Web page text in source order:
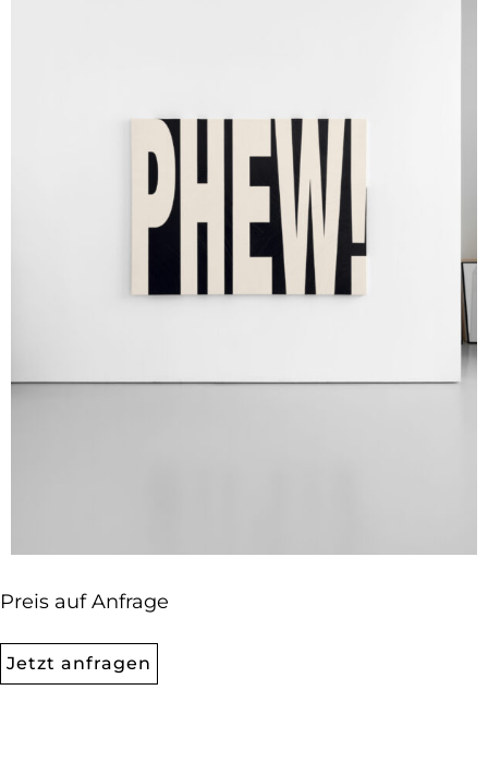
Preis auf Anfrage
Jetzt anfragen